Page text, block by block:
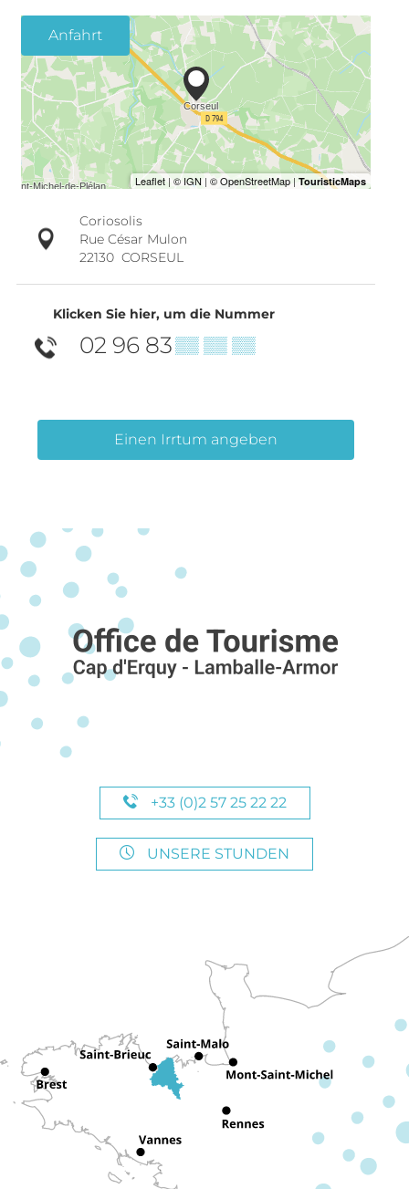
Anfahrt
Coriosolis
Rue César Mulon
22130 CORSEUL
Klicken Sie hier, um die Nummer
02 96 83▒▒ ▒▒ ▒▒
Einen Irrtum angeben
+33 (0)2 57 25 22 22
UNSERE STUNDEN